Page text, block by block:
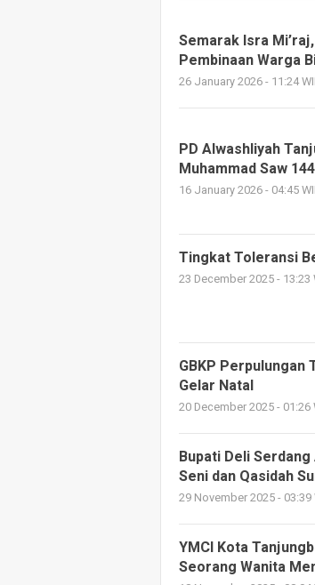
Semarak Isra
Pembinaan Warga
26 January 2026 - 11:24
PD Alwashliyah
Muhammad Saw
16 January 2026 - 04:45
Tingkat Toleransi
23 December 2025 - 13:23
GBKP Perpulungan
Gelar Natal
20 December 2025 - 01:26
Bupati Deli
Seni dan Qasidah
29 November 2025 - 03:39
YMCI Kota
Seorang Wanita